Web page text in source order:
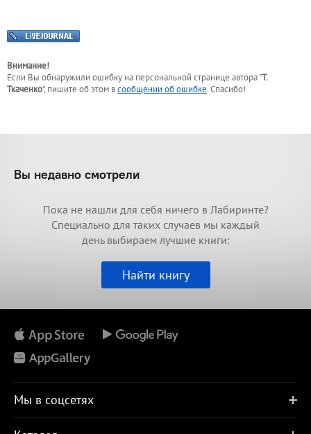
Внимание!
Если Вы обнаружили ошибку на персональной странице автора "Т.
Ткаченко", пишите об этом всообщении об ошибке. Спасибо!
Вы недавно смотрели
Пока не нашли для себя ничего в Лабиринте?
Специально для таких случаев мы каждый
день выбираем лучшие книги:
Найти книгу
Мы в соцсетях